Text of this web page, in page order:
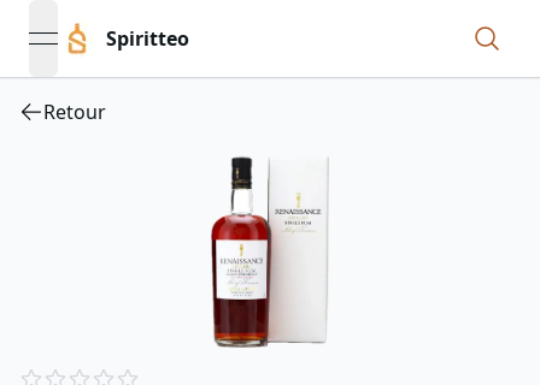
open navigation menu
Spiritteo
Retour
Reviews